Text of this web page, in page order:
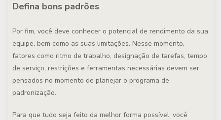
Defina bons padrões
Por fim, você deve conhecer o potencial de rendimento da sua
equipe, bem como as suas limitações. Nesse momento,
fatores como ritmo de trabalho, designação de tarefas, tempo
de serviço, restrições e ferramentas necessárias devem ser
pensados no momento de planejar o programa de
padronização.
Para que tudo seja feito da melhor forma possível, você